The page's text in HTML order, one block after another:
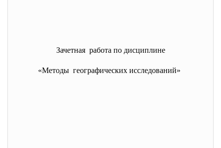
Зачетная работа по дисциплине
«Методы географических исследований»